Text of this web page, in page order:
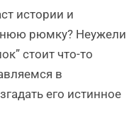
истории и
рюмку? Неужели
стоит что-то
в
его истинное